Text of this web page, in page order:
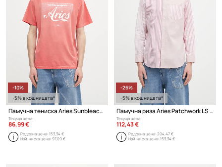
-10%
-5% в кошницата*
Памучна тениска Aries Sunbleached Cola SS Tee
Текуща цена:
86,99 €
Редовна цена:153,34 €
Най-ниска цена:97,09 €
-26%
-5% в кошницата*
Памучна риза Aries Patchwork LS Shirt
Текуща цена:
112,43 €
Редовна цена:204,47 €
Най-ниска цена:153,34 €